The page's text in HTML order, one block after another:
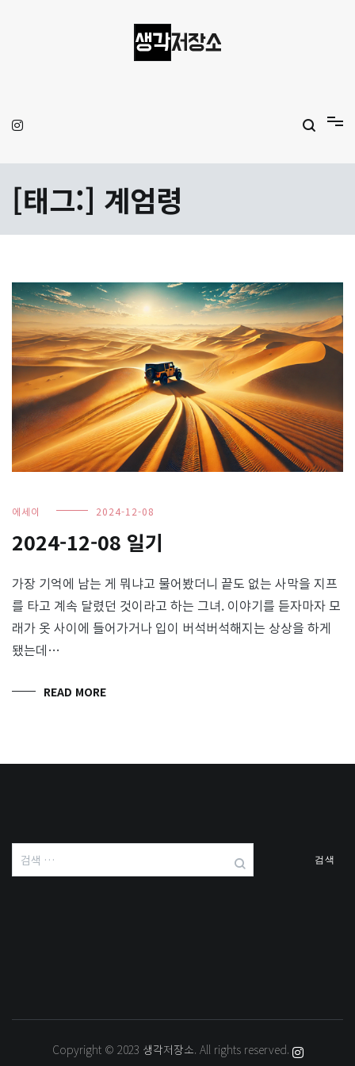
[태그:] 계엄령
에세이 2024-12-08
2024-12-08 일기
가장 기억에 남는 게 뭐냐고 물어봤더니 끝도 없는 사막을 지프
를 타고 계속 달렸던 것이라고 하는 그녀. 이야기를 듣자마자 모
래가 옷 사이에 들어가거나 입이 버석버석해지는 상상을 하게
됐는데…
READ MORE
검
색:
Copyright © 2023 생각저장소. All rights reserved.